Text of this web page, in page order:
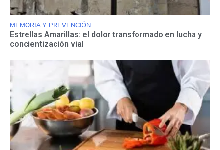
MEMORIA Y PREVENCIÓN
Estrellas Amarillas: el dolor transformado en lucha y
concientización vial